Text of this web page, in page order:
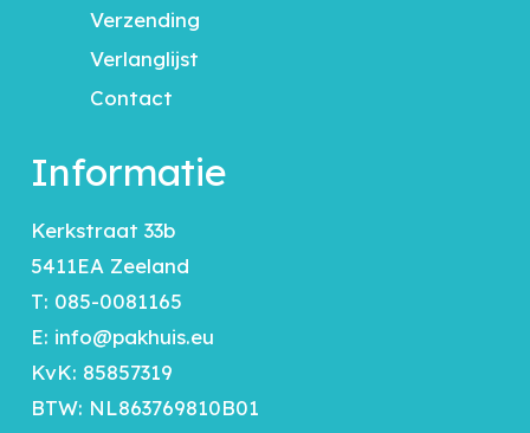
Verzending
Verlanglijst
Contact
Informatie
Kerkstraat 33b
5411EA Zeeland
T: 085-0081165
E: info@pakhuis.eu
KvK: 85857319
BTW: NL863769810B01